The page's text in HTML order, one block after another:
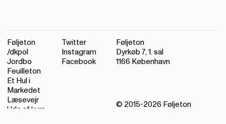
Føljeton
/dkpol
Jordbo
Feuilleton
Et Hul i
Markedet
Læsevejr
Ude af kurs
Twitter
Instagram
Facebook
Føljeton
Dyrkøb 7, 1. sal
1166 København
© 2015-2026 Føljeton